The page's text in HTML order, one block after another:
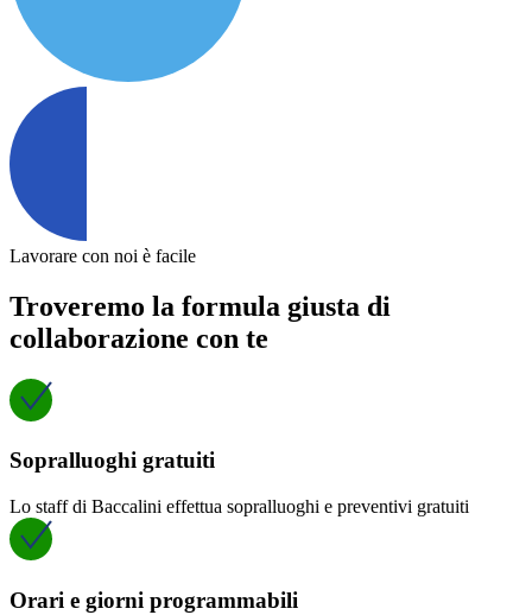
Lavorare con noi è facile
Troveremo la formula giusta di
collaborazione con te
Sopralluoghi gratuiti
Lo staff di Baccalini effettua sopralluoghi e preventivi gratuiti
Orari e giorni programmabili